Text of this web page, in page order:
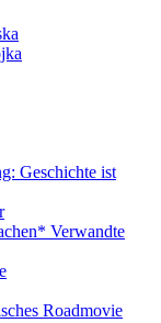
Geschichte ist
Verwandte
Roadmovie